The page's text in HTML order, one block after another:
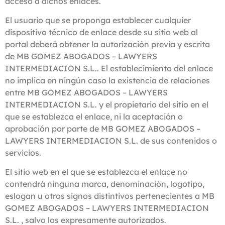
El usuario que se proponga establecer cualquier
dispositivo técnico de enlace desde su sitio web al
portal deberá obtener la autorización previa y escrita
de MB GOMEZ ABOGADOS – LAWYERS
INTERMEDIACION S.L.. El establecimiento del enlace
no implica en ningún caso la existencia de relaciones
entre MB GOMEZ ABOGADOS – LAWYERS
INTERMEDIACION S.L. y el propietario del sitio en el
que se establezca el enlace, ni la aceptación o
aprobación por parte de MB GOMEZ ABOGADOS –
LAWYERS INTERMEDIACION S.L. de sus contenidos o
servicios.
El sitio web en el que se establezca el enlace no
contendrá ninguna marca, denominación, logotipo,
eslogan u otros signos distintivos pertenecientes a MB
GOMEZ ABOGADOS – LAWYERS INTERMEDIACION
S.L. , salvo los expresamente autorizados.